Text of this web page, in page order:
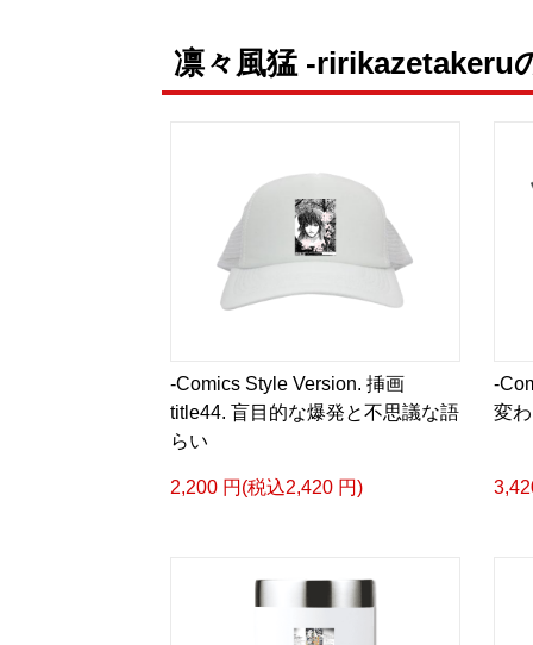
凛々風猛 -ririkazetakeru
-Comics Style Version. 挿画
title44. 盲目的な爆発と不思議な語
らい
2,200 円(税込2,420 円)
-
変